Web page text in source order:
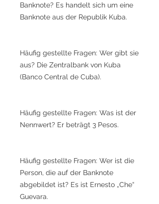
Banknote? Es handelt sich um eine
Banknote aus der Republik Kuba.
Häufig gestellte Fragen: Wer gibt sie
aus? Die Zentralbank von Kuba
(Banco Central de Cuba).
Häufig gestellte Fragen: Was ist der
Nennwert? Er beträgt 3 Pesos.
Häufig gestellte Fragen: Wer ist die
Person, die auf der Banknote
abgebildet ist? Es ist Ernesto „Che“
Guevara.